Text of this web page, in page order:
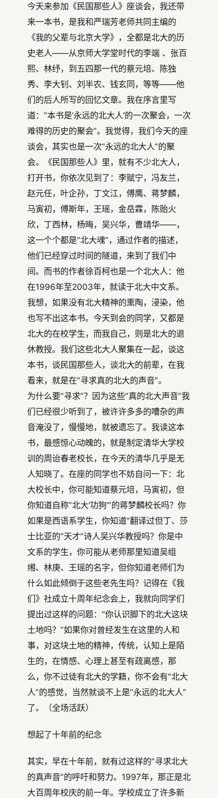
今天来参加《民国那些人》座谈会，我还带
来一本书，是我和严瑞芳老师共同主编的
《我的父辈与北京大学》，全都是北大的历
史老人——从京师大学堂时代的李端 、张百
熙、林纾，到五四那一代的蔡元培、陈独
秀、李大钊、刘半农、钱玄同，等等——他
们的后人所写的回忆文章。我在序言里写
道：“本书是‘永远的北大人’的一次聚会，一次
难得的历史的聚会”。我觉得，我们今天的座
谈会，其实也是一次“永远的北大人”的聚
会。《民国那些人》里，就有不少北大人，
打开书，你依次见到了：李赋宁，冯友兰，
赵元任，叶企孙，丁文江，傅鹰、蒋梦麟，
马寅初，傅斯年，王瑶，金岳霖，陈贻火
欣，丁西林，杨晦，吴兴华，曹靖华——，
这一个个都是“北大魂”，通过作者的描述，
他们已经穿过时间的隧道，来到了我们中
间。而书的作者徐百柯也是一个北大人：他
在1996年至2003年，就读于北大中文系。
我想，如果没有北大精神的熏陶，浸染，他
也写不出这本书。今天到会的同学，又都是
北大的在校学生，而我自己，则是北大的退
休教授。我们这些北大人聚集在一起，谈这
本书，谈民国那些人，谈北大的前辈，在我
看来，就是在“寻求真的北大的声音”。
为什么要“寻求”？因为这些“真的北大声音”我
们已经很少听到了，被许许多多的嘈杂的声
音淹没了，慢慢地，就被遗忘了。我读这本
书，最感惊心动魄的，就是制定清华大学校
训的周诒春老校长，在今天的清华几乎是无
人知晓了。在座的同学也不妨自问一下：北
大校长中，你可能知道蔡元培，马寅初，但
你知道自称“北大‘功狗’”的蒋梦麟校长吗？你
如果是西语系学生，你知道“翻译过但丁、莎
士比亚的“天才”诗人吴兴华教授吗？你是中
文系的学生，你可能从老师那里知道吴组
缃、林庚、王瑶的名字，但你知道老师们为
什么如此倾倒于这些老先生吗？记得在《我
们》社成立十周年纪念会上，我就向同学们
提出过这样的问题：“你认识脚下的北大这块
土地吗？”如果你对曾经发生在这里的人和
事，对这块土地的精神，传统，认知上是陌
生的，在情感、心理上甚至有疏离感，那
么，你不过徒有北大的学籍，你不会有“北大
人”的感觉，当然就谈不上是“永远的北大人”
了。（全场活跃）
想起了十年前的纪念
其实，早在十年前，就有过这样的“寻求北大
的真声音”的呼吁和努力。1997年，那正是北
大百周年校庆的前一年。学校成立了许多新